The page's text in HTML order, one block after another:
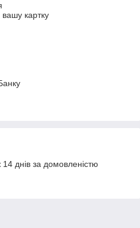
картку
днів за домовленістю